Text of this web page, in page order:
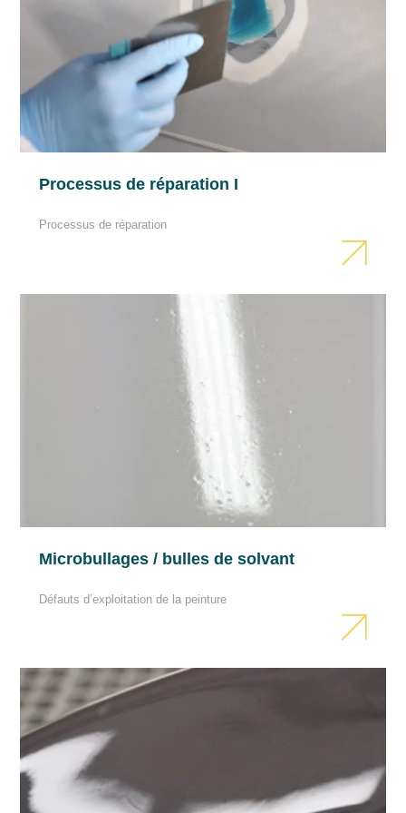
1 litre de mélange est suffisant pour réparer
10÷11 m2 de la surface avec une couche de 60
peinture de base est recouverte. Travaillez
uniquement sur la surface préparée. Utilisez le
diluant FADE OUT d’Inter Troton pour éliminer
la poussière qui s’est déposée autour de la
surface réparée et pour égaliser les différences
de brillance optique à l’interface entre
l’ancienne peinture et le vernis acrylique
nouvellement appliqué.
Polissage et élimination des inclusions
Le polissage n’est généralement pas
nécessaire, car le vernis transparent C18 VHS
immédiatement après son application. Si des
inclusions de saleté sont apparues, il est
pâte à polir.
Remarques générales
Ne pas dépasser les quantités de
Processus de réparation I
Processus de réparation
Microbullages / bulles de solvant
Défauts d’exploitation de la peinture